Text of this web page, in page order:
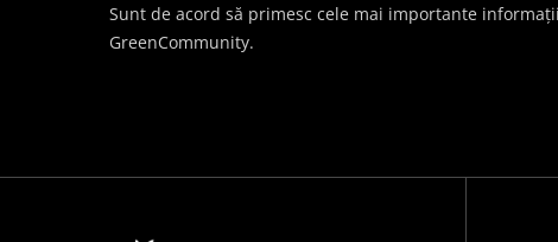
Sunt de acord să primesc cele mai importante
GreenCommunity.